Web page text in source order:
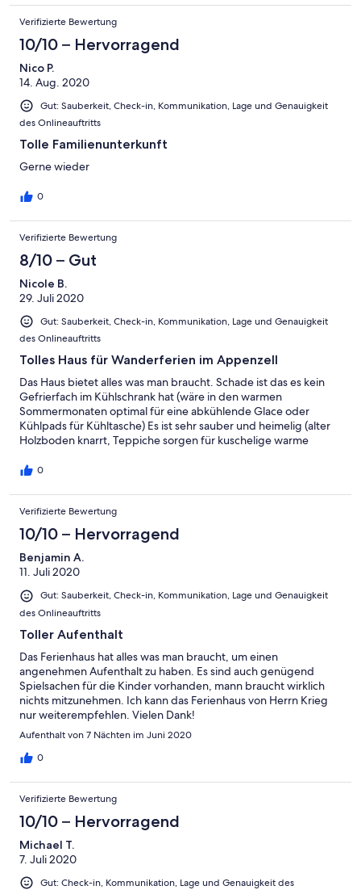
Verifizierte Bewertung
10/10 – Hervorragend
Nico P.
14. Aug. 2020
Gut: Sauberkeit, Check-in, Kommunikation, Lage und Genauigkeit
des Onlineauftritts
Tolle Familienunterkunft
Gerne wieder
0
Verifizierte Bewertung
8/10 – Gut
Nicole B.
29. Juli 2020
Gut: Sauberkeit, Check-in, Kommunikation, Lage und Genauigkeit
des Onlineauftritts
Tolles Haus für Wanderferien im Appenzell
Das Haus bietet alles was man braucht. Schade ist das es kein
Gefrierfach im Kühlschrank hat (wäre in den warmen
Sommermonaten optimal für eine abkühlende Glace oder
Kühlpads für Kühltasche) Es ist sehr sauber und heimelig (alter
Holzboden knarrt, Teppiche sorgen für kuschelige warme
Vermieter. Toller Ausgangspunkt für Wanderungen. Wir (5
Aufenthalt sehr genossen.
0
Verifizierte Bewertung
10/10 – Hervorragend
Benjamin A.
11. Juli 2020
Gut: Sauberkeit, Check-in, Kommunikation, Lage und Genauigkeit
des Onlineauftritts
Toller Aufenthalt
Das Ferienhaus hat alles was man braucht, um einen
angenehmen Aufenthalt zu haben. Es sind auch genügend
Spielsachen für die Kinder vorhanden, mann braucht wirklich
nichts mitzunehmen. Ich kann das Ferienhaus von Herrn Krieg
nur weiterempfehlen. Vielen Dank!
Aufenthalt von 7 Nächten im Juni 2020
0
Verifizierte Bewertung
10/10 – Hervorragend
Michael T.
7. Juli 2020
Gut: Check-in, Kommunikation, Lage und Genauigkeit des